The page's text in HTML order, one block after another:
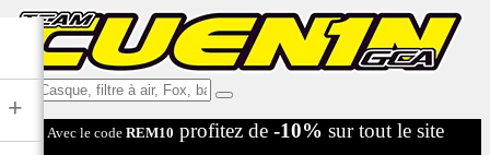
Ex:
Casque,
filtre
Avec le code REM10 profitez de -10% sur tout le site
+